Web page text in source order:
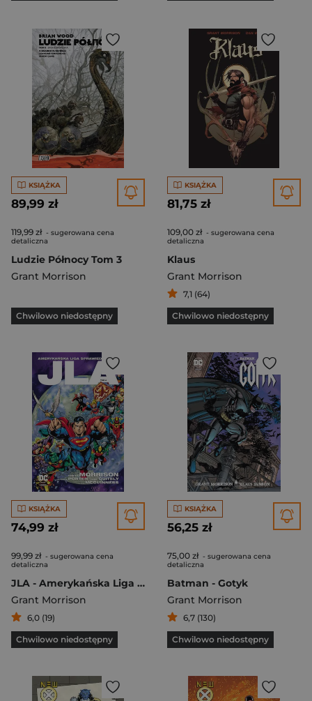
KSIĄŻKA
89,99 zł
119,99 zł - sugerowana cena
detaliczna
Ludzie Północy Tom 3
Grant Morrison
Chwilowo niedostępny
KSIĄŻKA
81,75 zł
109,00 zł - sugerowana cena
detaliczna
Klaus
Grant Morrison
7,1 (64)
Chwilowo niedostępny
KSIĄŻKA
74,99 zł
99,99 zł - sugerowana cena
detaliczna
JLA - Amerykańska Liga Sprawiedliwości Tom 4
Grant Morrison
6,0 (19)
Chwilowo niedostępny
KSIĄŻKA
56,25 zł
75,00 zł - sugerowana cena
detaliczna
Batman - Gotyk
Grant Morrison
6,7 (130)
Chwilowo niedostępny